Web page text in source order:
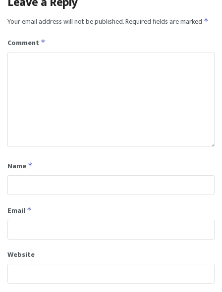
Your email address will not be published.Required fields are marked *
Comment *
Name *
Email *
Website